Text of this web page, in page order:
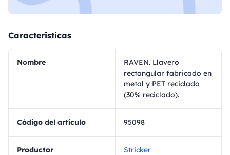
Caracteristicas
Nombre
RAVEN. Llavero
rectangular fabricado en
metal y PET reciclado
(30% reciclado).
Código del artículo 95098
Productor Stricker